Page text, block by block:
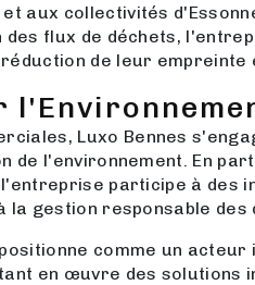
aux collectivités
flux de déchets,
de leur empreinte
Luxo Bennes
de l'environnement. En
participe à des
gestion responsable des
comme un
en œuvre des solutions